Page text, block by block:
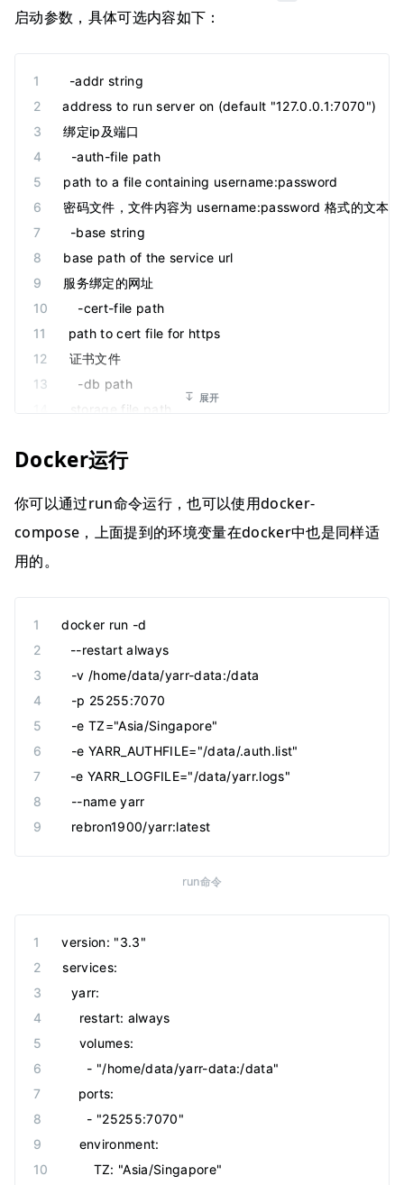
启动参数，具体可选内容如下：
展开
  -addr string
address to run server on (default "127.0.0.1:7070")
绑定ip及端口
  -auth-file path
path to a file containing username:password
密码文件，文件内容为 username:password 格式的文本
  -base string
base path of the service url
服务绑定的网址
  -cert-file path
path to cert file for https
证书文件
  -db path
storage file path
  -key-file path
证书文件
  -log-file path
运行后自动打卡网页
  -version
print application version
The environmental variables, if present, will be used
the default values for the params above:
当然，你也可以设置环境变量完成这件事，可以用的变量
Docker运行
你可以通过run命令运行，也可以使用docker-
compose，上面提到的环境变量在docker中也是同样适
用的。
docker run -d
  --restart
always
  -v
/home/data/yarr-data:/data
  -p
25255:7070
  -e
TZ="Asia/Singapore"
  -e
YARR_AUTHFILE="/data/.auth.list"
  -e
YARR_LOGFILE="/data/yarr.logs"
  --name
yarr
  rebron1900/yarr:latest
run命令
version: "3.3"
services:
  yarr
:
    restart
: always
    volumes
:
      -
"/home/data/yarr-data:/data"
    ports
:
      -
"25255:7070"
    environment
:
      TZ
: "Asia/Singapore"